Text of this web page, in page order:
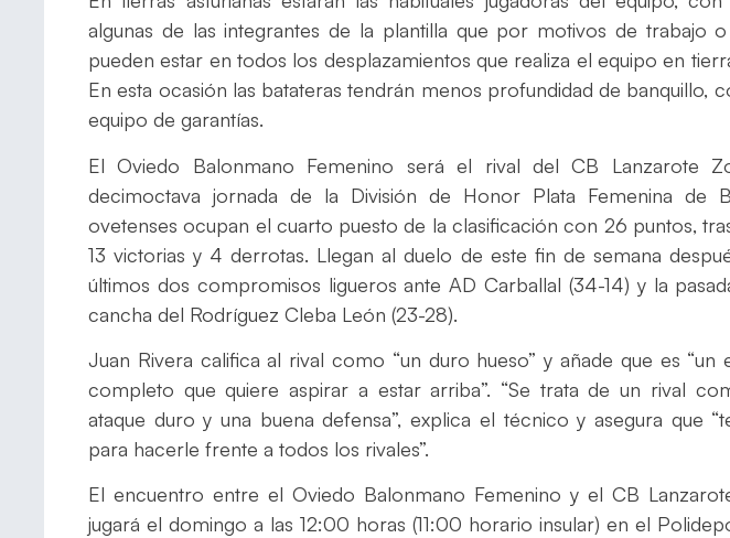
algunas de las integrantes de la plantilla que por motivos de trabajo
pueden estar en todos los desplazamientos que realiza el equipo en
En esta ocasión las batateras tendrán menos profundidad de banquillo,
equipo de garantías.
El Oviedo Balonmano Femenino será el rival del CB Lanzarote
decimoctava jornada de la División de Honor Plata Femenina de
ovetenses ocupan el cuarto puesto de la clasificación con 26 puntos,
13 victorias y 4 derrotas. Llegan al duelo de este fin de semana
últimos dos compromisos ligueros ante AD Carballal (34-14) y la
cancha del Rodríguez Cleba León (23-28).
Juan Rivera califica al rival como “un duro hueso” y añade que es “un
completo que quiere aspirar a estar arriba”. “Se trata de un rival
ataque duro y una buena defensa”, explica el técnico y asegura que
para hacerle frente a todos los rivales”.
El encuentro entre el Oviedo Balonmano Femenino y el CB
jugará el domingo a las 12:00 horas (11:00 horario insular) en el